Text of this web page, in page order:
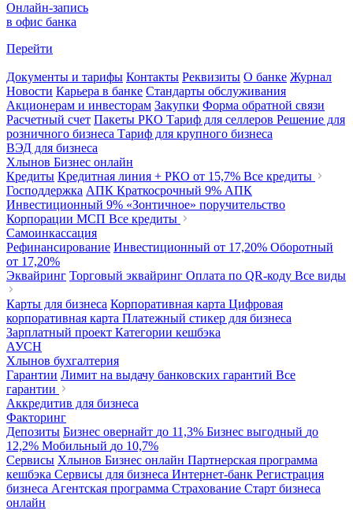
Онлайн-запись
в офис банка
Перейти
Документы и тарифы Контакты Реквизиты О банке Журнал
Новости Карьера в банке Стандарты обслуживания
Акционерам и инвесторам Закупки Форма обратной связи
Расчетный счет Пакеты РКО Тариф для селлеров Решение для
розничного бизнеса Тариф для крупного бизнеса
ВЭД для бизнеса
Хлынов Бизнес онлайн
Кредиты Кредитная линия + РКО от 15,7% Все кредиты
Господдержка АПК Краткосрочный 9% АПК
Инвестиционный 9% «Зонтичное» поручительство
Корпорации МСП Все кредиты
Самоинкассация
Рефинансирование Инвестиционный от 17,20% Оборотный
от 17,20%
Эквайринг Торговый эквайринг Оплата по QR-коду Все виды
Карты для бизнеса Корпоративная карта Цифровая
корпоративная карта Платежный стикер для бизнеса
Зарплатный проект Категории кешбэка
АУСН
Хлынов бухгалтерия
Гарантии Лимит на выдачу банковских гарантий Все
гарантии
Аккредитив для бизнеса
Факторинг
Депозиты Бизнес овернайт до 11,3% Бизнес выгодный до
12,2% Мобильный до 10,7%
Сервисы Хлынов Бизнес онлайн Партнерская программа
кешбэка Сервисы для бизнеса Интернет-банк Регистрация
бизнеса Агентская программа Страхование Старт бизнеса
онлайн